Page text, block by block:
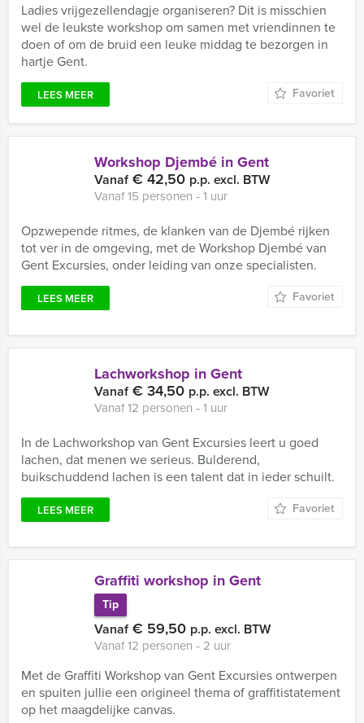
Ladies vrijgezellendagje organiseren? Dit is misschien
wel de leukste workshop om samen met vriendinnen te
doen of om de bruid een leuke middag te bezorgen in
hartje Gent.
LEES MEER Favoriet
Workshop Djembé in Gent
Vanaf€ 42,50 p.p. excl. BTW
Vanaf 15 personen ‐ 1 uur
Opzwepende ritmes, de klanken van de Djembé rijken
tot ver in de omgeving, met de Workshop Djembé van
Gent Excursies, onder leiding van onze specialisten.
LEES MEER Favoriet
Lachworkshop in Gent
Vanaf€ 34,50 p.p. excl. BTW
Vanaf 12 personen ‐ 1 uur
In de Lachworkshop van Gent Excursies leert u goed
lachen, dat menen we serieus. Bulderend,
buikschuddend lachen is een talent dat in ieder schuilt.
LEES MEER Favoriet
Graffiti workshop in Gent
Tip
Vanaf€ 59,50 p.p. excl. BTW
Vanaf 12 personen ‐ 2 uur
Met de Graffiti Workshop van Gent Excursies ontwerpen
en spuiten jullie een origineel thema of graffitistatement
op het maagdelijke canvas.